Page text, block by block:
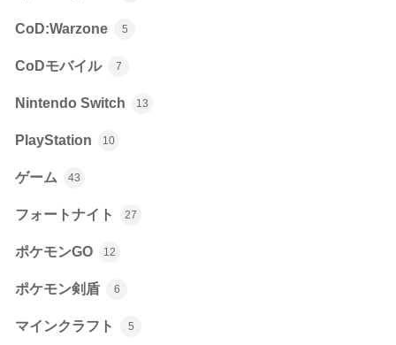
CoD:Warzone 5
CoDモバイル 7
Nintendo Switch 13
PlayStation 10
ゲーム 43
フォートナイト 27
ポケモンGO 12
ポケモン剣盾 6
マインクラフト 5